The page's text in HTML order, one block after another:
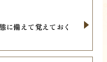
に備えて覚えておく